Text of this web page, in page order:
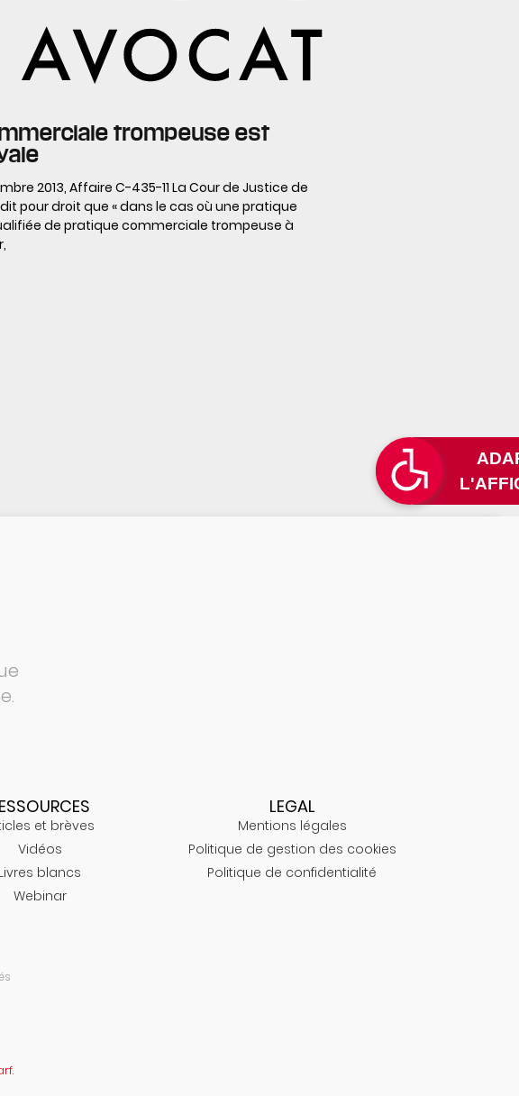
trompeuse est
2013, Affaire C-435-11 La Cour de Justice de
dit pour droit que « dans le cas où une pratique
de pratique commerciale trompeuse à
et brèves
Vidéos
Livres blancs
Webinar
LEGAL
Mentions légales
Politique de gestion des cookies
Politique de confidentialité